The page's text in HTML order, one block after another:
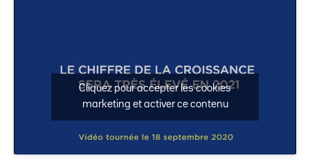
Cliquez pour accepter les cookies
marketing et activer ce contenu